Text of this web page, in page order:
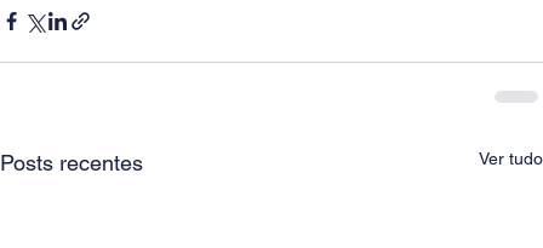
Posts recentes Ver tudo